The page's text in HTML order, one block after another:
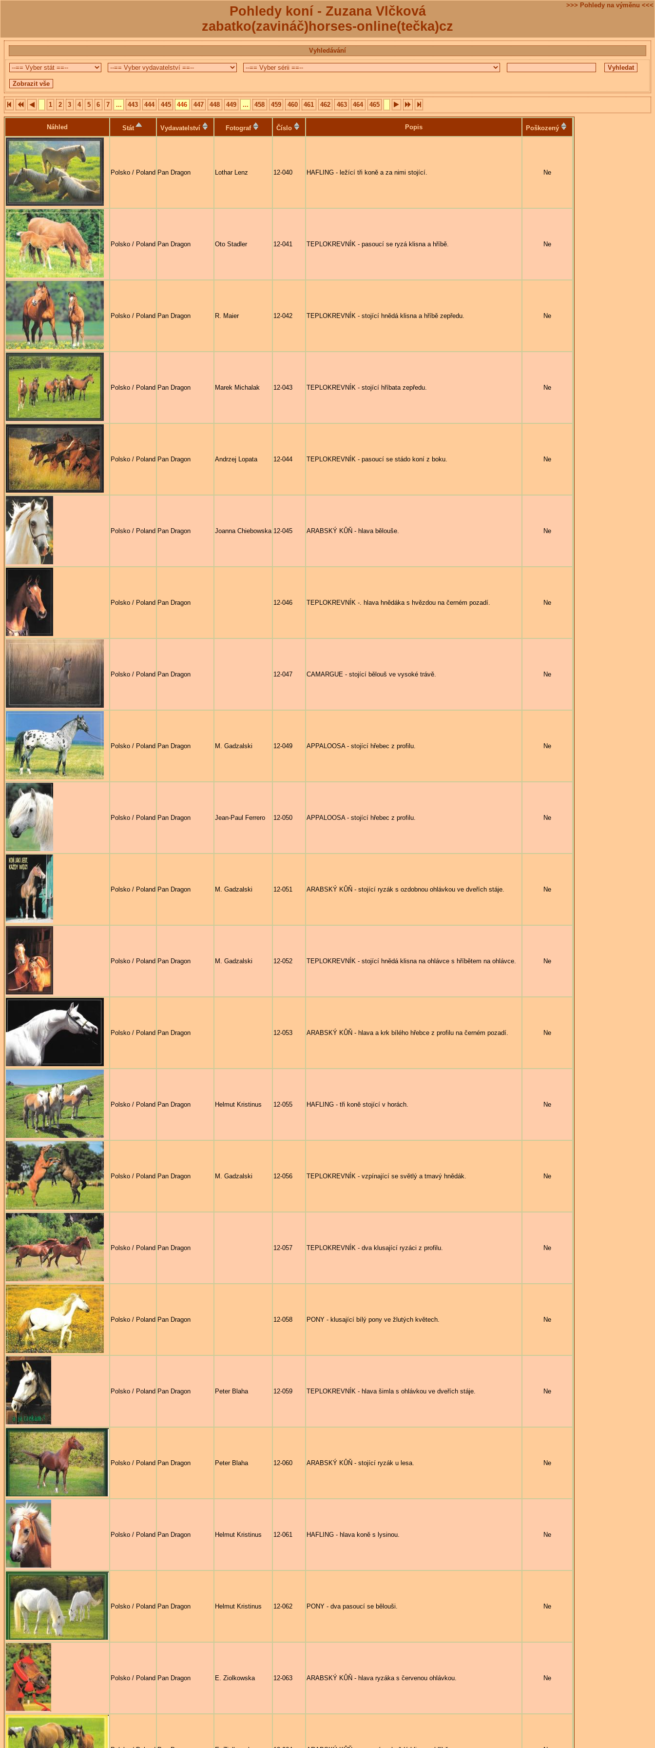
Pohledy koní - Zuzana Vlčková
zabatko(zavináč)horses-online(tečka)cz
>>> Pohledy na výměnu <<<
Vyhledávání
1 2 3 4 5 6 7 ... 443 444 445 446 447 448 449 ... 458 459 460 461 462 463 464 465
Náhled Stát Vydavatelství Fotograf Číslo Popis Poškozený
Polsko / Poland Pan Dragon Lothar Lenz 12-040 HAFLING - ležící tři koně a za nimi stojící. Ne
Polsko / Poland Pan Dragon Oto Stadler 12-041 TEPLOKREVNÍK - pasoucí se ryzá klisna a hříbě. Ne
Polsko / Poland Pan Dragon R. Maier 12-042 TEPLOKREVNÍK - stojící hnědá klisna a hříbě zepředu. Ne
Polsko / Poland Pan Dragon Marek Michalak 12-043 TEPLOKREVNÍK - stojící hříbata zepředu. Ne
Polsko / Poland Pan Dragon Andrzej Lopata 12-044 TEPLOKREVNÍK - pasoucí se stádo koní z boku. Ne
Polsko / Poland Pan Dragon Joanna Chiebowska 12-045 ARABSKÝ KŮŇ - hlava bělouše. Ne
Polsko / Poland Pan Dragon 12-046 TEPLOKREVNÍK -. hlava hnědáka s hvězdou na černém pozadí. Ne
Polsko / Poland Pan Dragon 12-047 CAMARGUE - stojící bělouš ve vysoké trávě. Ne
Polsko / Poland Pan Dragon M. Gadzalski 12-049 APPALOOSA - stojící hřebec z profilu. Ne
Polsko / Poland Pan Dragon Jean-Paul Ferrero 12-050 APPALOOSA - stojící hřebec z profilu. Ne
Polsko / Poland Pan Dragon M. Gadzalski 12-051 ARABSKÝ KŮŇ - stojící ryzák s ozdobnou ohlávkou ve dveřích stáje. Ne
Polsko / Poland Pan Dragon M. Gadzalski 12-052 TEPLOKREVNÍK - stojící hnědá klisna na ohlávce s hříbětem na ohlávce. Ne
Polsko / Poland Pan Dragon 12-053 ARABSKÝ KŮŇ - hlava a krk bílého hřebce z profilu na černém pozadí. Ne
Polsko / Poland Pan Dragon Helmut Kristinus 12-055 HAFLING - tři koně stojící v horách. Ne
Polsko / Poland Pan Dragon M. Gadzalski 12-056 TEPLOKREVNÍK - vzpínající se světlý a tmavý hnědák. Ne
Polsko / Poland Pan Dragon 12-057 TEPLOKREVNÍK - dva klusající ryzáci z profilu. Ne
Polsko / Poland Pan Dragon 12-058 PONY - klusající bílý pony ve žlutých květech. Ne
Polsko / Poland Pan Dragon Peter Blaha 12-059 TEPLOKREVNÍK - hlava šimla s ohlávkou ve dveřích stáje. Ne
Polsko / Poland Pan Dragon Peter Blaha 12-060 ARABSKÝ KŮŇ - stojící ryzák u lesa. Ne
Polsko / Poland Pan Dragon Helmut Kristinus 12-061 HAFLING - hlava koně s lysinou. Ne
Polsko / Poland Pan Dragon Helmut Kristinus 12-062 PONY - dva pasoucí se bělouši. Ne
Polsko / Poland Pan Dragon E. Ziolkowska 12-063 ARABSKÝ KŮŇ - hlava ryzáka s červenou ohlávkou. Ne